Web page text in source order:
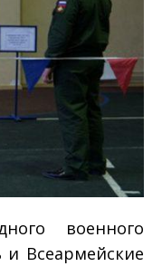
военного
и Всеармейские